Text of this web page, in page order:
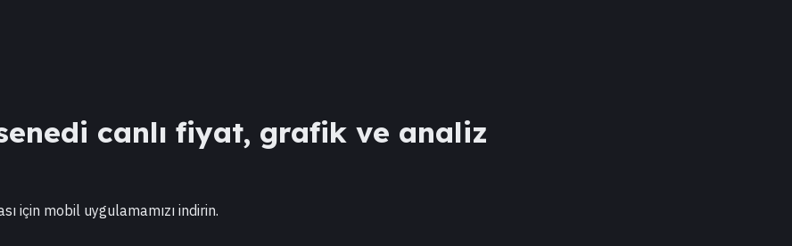
canlı fiyat, grafik ve analiz
için mobil uygulamamızı indirin.